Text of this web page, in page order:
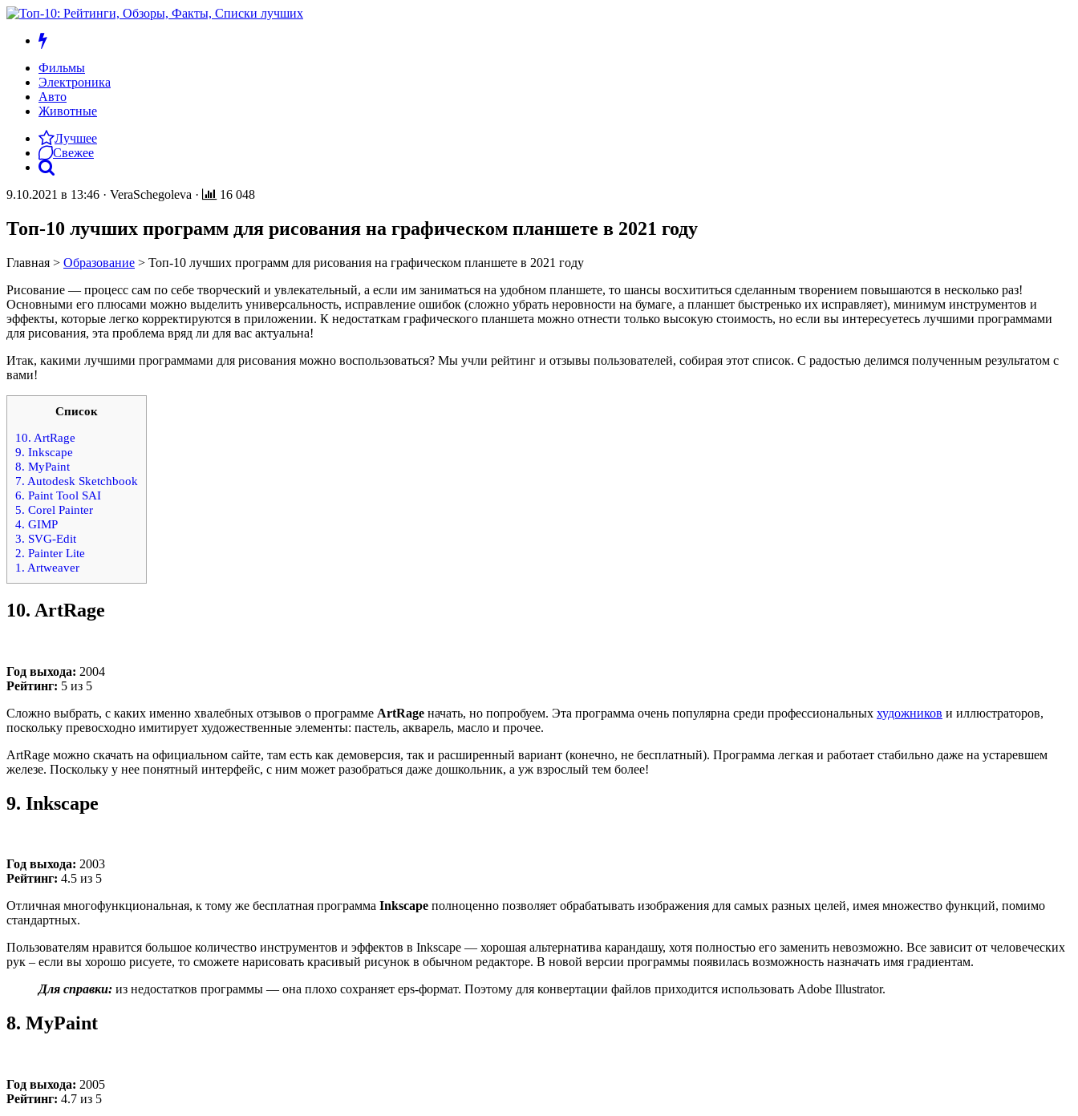
Фильмы
Электроника
Авто
Животные
Лучшее
Свежее
9.10.2021 в 13:46 · VeraSchegoleva · 16 048
Топ-10 лучших программ для рисования на графическом планшете в 2021 году
Главная > Образование > Топ-10 лучших программ для рисования на графическом планшете в 2021 году
Рисование — процесс сам по себе творческий и увлекательный, а если им заниматься на удобном планшете, то шансы восхититься сделанным творением повышаются в несколько раз!
Основными его плюсами можно выделить универсальность, исправление ошибок (сложно убрать неровности на бумаге, а планшет быстренько их исправляет), минимум инструментов и
эффекты, которые легко корректируются в приложении. К недостаткам графического планшета можно отнести только высокую стоимость, но если вы интересуетесь лучшими программами
для рисования, эта проблема вряд ли для вас актуальна!
Итак, какими лучшими программами для рисования можно воспользоваться? Мы учли рейтинг и отзывы пользователей, собирая этот список. С радостью делимся полученным результатом с
вами!
Список
10. ArtRage
9. Inkscape
8. MyPaint
7. Autodesk Sketchbook
6. Paint Tool SAI
5. Corel Painter
4. GIMP
3. SVG‑Edit
2. Painter Lite
1. Artweaver
10. ArtRage
Год выхода: 2004
Рейтинг: 5 из 5
Сложно выбрать, с каких именно хвалебных отзывов о программе ArtRage начать, но попробуем. Эта программа очень популярна среди профессиональных художников и иллюстраторов,
поскольку превосходно имитирует художественные элементы: пастель, акварель, масло и прочее.
ArtRage можно скачать на официальном сайте, там есть как демоверсия, так и расширенный вариант (конечно, не бесплатный). Программа легкая и работает стабильно даже на устаревшем
железе. Поскольку у нее понятный интерфейс, с ним может разобраться даже дошкольник, а уж взрослый тем более!
9. Inkscape
Год выхода: 2003
Рейтинг: 4.5 из 5
Отличная многофункциональная, к тому же бесплатная программа Inkscape полноценно позволяет обрабатывать изображения для самых разных целей, имея множество функций, помимо
стандартных.
Пользователям нравится большое количество инструментов и эффектов в Inkscape — хорошая альтернатива карандашу, хотя полностью его заменить невозможно. Все зависит от человеческих
рук – если вы хорошо рисуете, то сможете нарисовать красивый рисунок в обычном редакторе. В новой версии программы появилась возможность назначать имя градиентам.
Для справки: из недостатков программы — она плохо сохраняет eps-формат. Поэтому для конвертации файлов приходится использовать Adobe Illustrator.
8. MyPaint
Год выхода: 2005
Рейтинг: 4.7 из 5